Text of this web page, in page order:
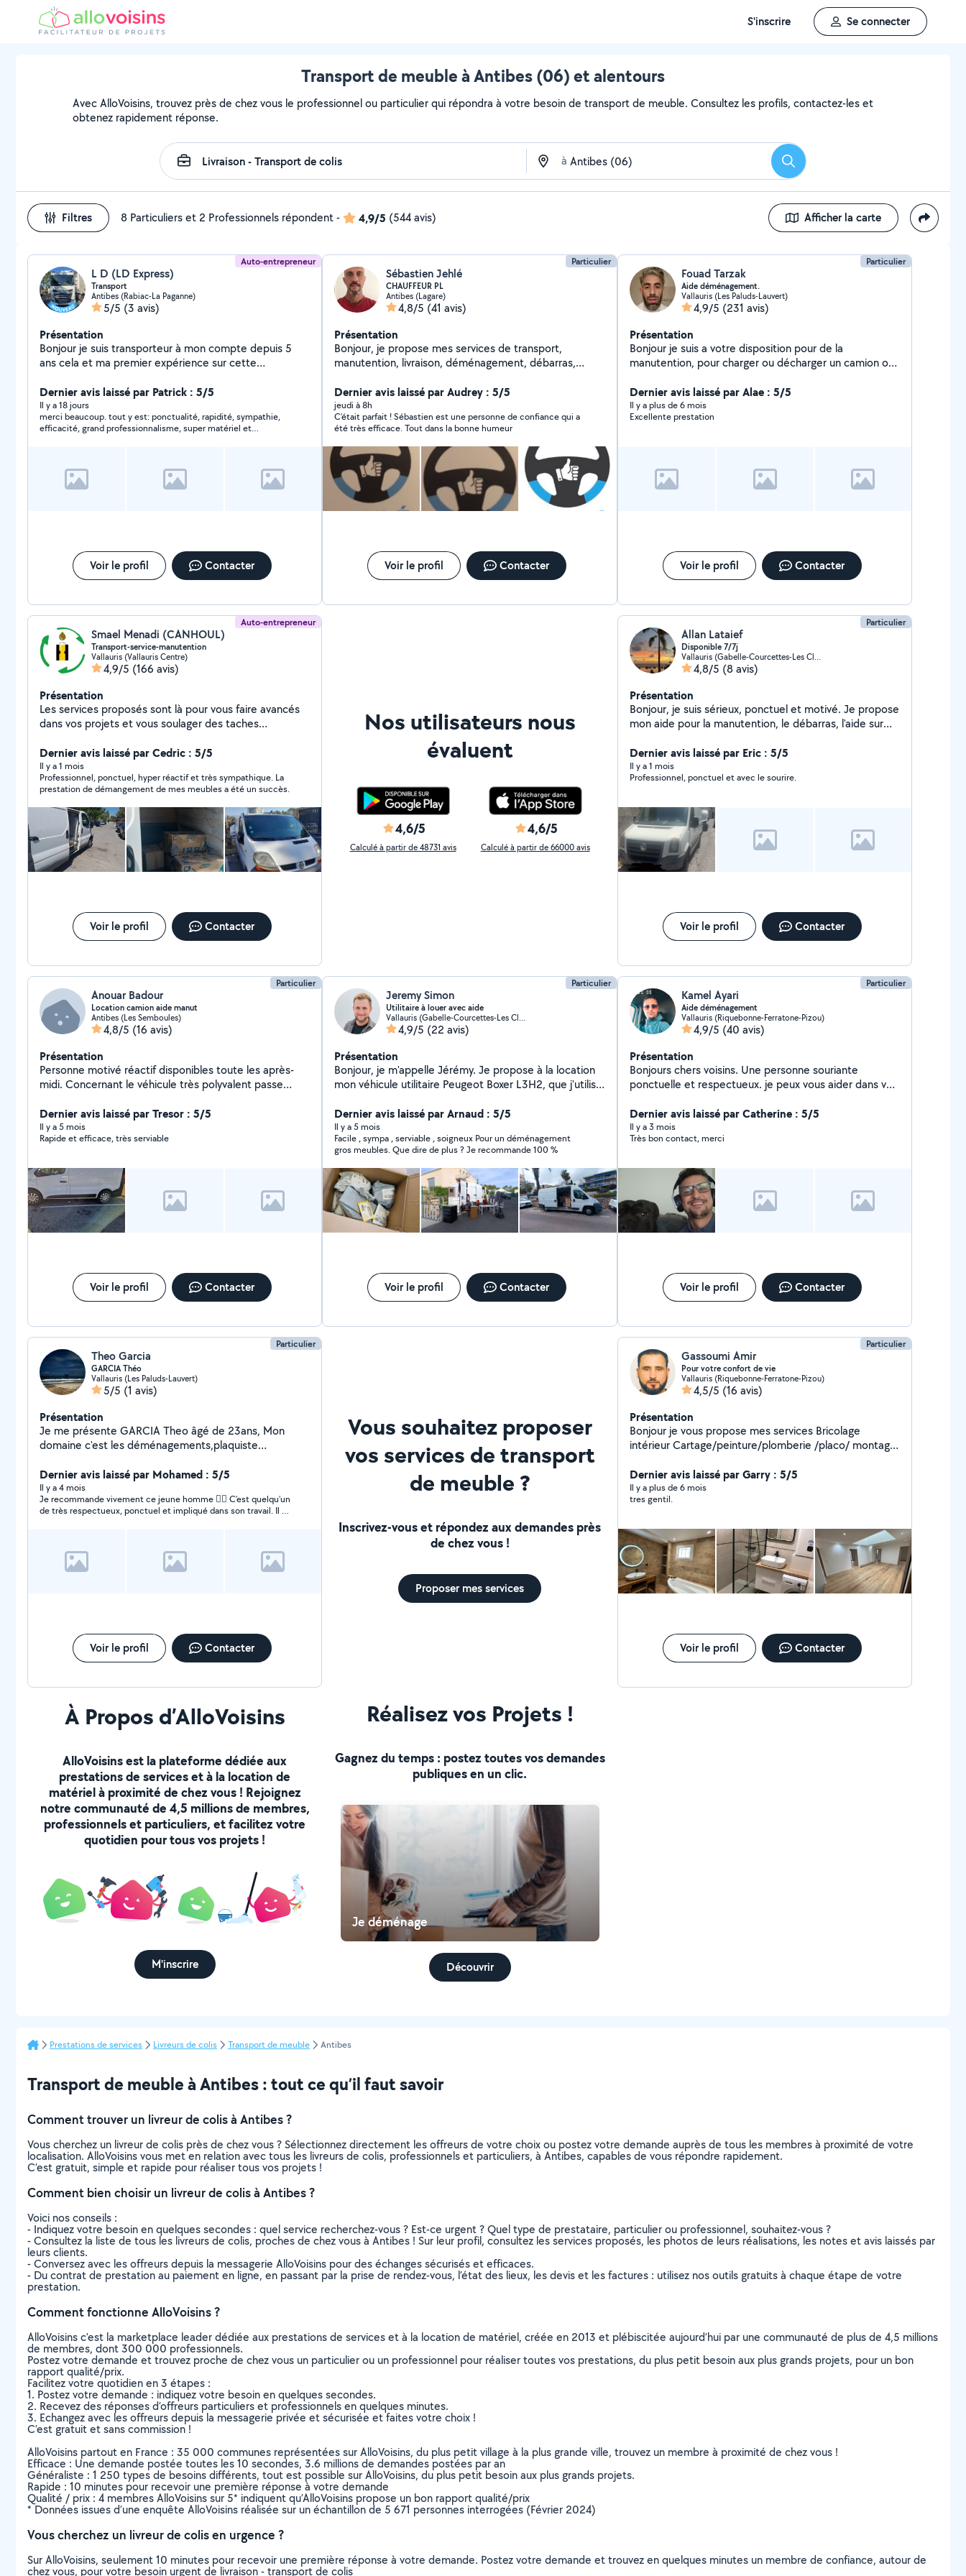
S'inscrire Se connecter
Transport de meuble à Antibes (06) et alentours
Avec AlloVoisins, trouvez près de chez vous le professionnel ou particulier qui répondra à votre besoin de transport de meuble. Consultez les profils, contactez-les et
obtenez rapidement réponse.
à Rechercher
Filtres 8 Particuliers et 2 Professionnels répondent- 4,9/5 (544 avis) Afficher la carte
Auto-entrepreneur
L D (LD Express)
Transport
Antibes (Rabiac-La Paganne)
5/5 (3 avis)
Présentation
Bonjour je suis transporteur à mon compte depuis 5
ans cela et ma premier expérience sur cette
service.
Dernier avis laissé par Patrick : 5/5
Il y a 18 jours
merci beaucoup. tout y est: ponctualité, rapidité, sympathie,
efficacité, grand professionnalisme, super matériel et
Voir le profil Contacter
Particulier
Sébastien Jehlé
CHAUFFEUR PL
Antibes (Lagare)
4,8/5 (41 avis)
Présentation
Bonjour, je propose mes services de transport,
manutention, livraison, déménagement, débarras,
Dernier avis laissé par Audrey : 5/5
jeudi à 8h
C’était parfait ! Sébastien est une personne de confiance qui a
été très efficace. Tout dans la bonne humeur
Voir le profil Contacter
Particulier
Fouad Tarzak
Aide déménagement.
Vallauris (Les Paluds-Lauvert)
4,9/5 (231 avis)
Présentation
Bonjour je suis a votre disposition pour de la
manutention, pour charger ou décharger un camion ou
Dernier avis laissé par Alae : 5/5
Il y a plus de 6 mois
Excellente prestation
Voir le profil Contacter
Auto-entrepreneur
Smael Menadi (CANHOUL)
Transport-service-manutention
Vallauris (Vallauris Centre)
4,9/5 (166 avis)
Présentation
Les services proposés sont là pour vous faire avancés
dans vos projets et vous soulager des taches
transport, vous propose plusieurs services dans ce
domaine. - Déménagement : petit ou grand volume
partout en France - Débarras : cave, maison,
appartement mais aussi les évacuations de chantier de
rénovation et aussi les déchets de vert de votre jardin.
- Livraison : Retrait de vos commandes volumineuse en
magasin ou chez un particuliers courte à moyenne
distance, livraison sur chantier de rénovation de vos
fourniture. - Manutention : vous avez besoin
Dernier avis laissé par Cedric : 5/5
Il y a 1 mois
Professionnel, ponctuel, hyper réactif et très sympathique. La
prestation de démangement de mes meubles a été un succès.
Voir le profil Contacter
Nos utilisateurs nous
évaluent
4,6/5
Calculé à partir de 48731 avis
4,6/5
Calculé à partir de 66000 avis
Particulier
Allan Lataief
Disponible 7/7j
Vallauris (Gabelle-Courcettes-Les Clos)
4,8/5 (8 avis)
Présentation
Bonjour, je suis sérieux, ponctuel et motivé. Je propose
mon aide pour la manutention, le débarras, l'aide sur
et tarifs raisonnables. Disponible rapidement sur Nice,
Antibes, Cannes, Monaco et alentours. En contre
partie le soir je suis monteur pneu à domicile en cas de
tous du soutien et de votre confiance
Dernier avis laissé par Eric : 5/5
Il y a 1 mois
Professionnel, ponctuel et avec le sourire.
Voir le profil Contacter
Particulier
Anouar Badour
Location camion aide manut
Antibes (Les Semboules)
4,8/5 (16 avis)
Présentation
Personne motivé réactif disponibles toute les après-
midi. Concernant le véhicule très polyvalent passe
Dernier avis laissé par Tresor : 5/5
Il y a 5 mois
Rapide et efficace, très serviable
Voir le profil Contacter
Particulier
Jeremy Simon
Utilitaire à louer avec aide
Vallauris (Gabelle-Courcettes-Les Clos)
4,9/5 (22 avis)
Présentation
Bonjour, je m'appelle Jérémy. Je propose à la location
mon véhicule utilitaire Peugeot Boxer L3H2, que j'utilise
tous types de trajets, courts ou longs. Il dispose de 3
places à l'avant. Dimensions utiles du véhicule :
Longueur : 310 cm Largeur : 187 cm (142 cm entre les
passages de roue) Hauteur : 190 cm Volume : environ
11 m³ Idéal pour transporter un réfrigérateur, machine à
laver, cartons, meubles, matelas, lit,chaise, buffet,
piano, canapé etc. N'hésitez pas à envoyer des photos
de ce que vous avez, pour que je puisse vous faire une
estimation du temps chargement . Je peux aussi me
Dernier avis laissé par Arnaud : 5/5
Il y a 5 mois
Facile , sympa , serviable , soigneux Pour un déménagement
gros meubles. Que dire de plus ? Je recommande 100 %
Voir le profil Contacter
Particulier
Kamel Ayari
Aide déménagement
Vallauris (Riquebonne-Ferratone-Pizou)
4,9/5 (40 avis)
Présentation
Bonjours chers voisins. Une personne souriante
ponctuelle et respectueux. je peux vous aider dans vos
week-end
Dernier avis laissé par Catherine : 5/5
Il y a 3 mois
Très bon contact, merci
Voir le profil Contacter
Particulier
Theo Garcia
GARCIA Théo
Vallauris (Les Paluds-Lauvert)
5/5 (1 avis)
Présentation
Je me présente GARCIA Theo âgé de 23ans, Mon
domaine c'est les déménagements,plaquiste
pour des proches ou biens particuliers. Plaquiste:
ancienneté 2ans je pratique cette profession souvent
avec mon père qui lui est plaquiste depuis plus de
30ans Je suis aussi disponible pour n'importe qu'elle
Dernier avis laissé par Mohamed : 5/5
Il y a 4 mois
Je recommande vivement ce jeune homme 👍🏽 C’est quelqu’un
de très respectueux, ponctuel et impliqué dans son travail. Il a
vraiment très prometteur. Je n’hésiterai pas à refaire appel à lui
sans aucune hésitation.
Voir le profil Contacter
Vous souhaitez proposer
vos services de transport
de meuble ?
Inscrivez-vous et répondez aux demandes près
de chez vous !
Proposer mes services
Particulier
Gassoumi Amir
Pour votre confort de vie
Vallauris (Riquebonne-Ferratone-Pizou)
4,5/5 (16 avis)
Présentation
Bonjour je vous propose mes services Bricolage
intérieur Cartage/peinture/plomberie /placo/ montage
Maçonnerie/nettoyage toiture /jardinage/ Démolition
Dernier avis laissé par Garry : 5/5
Il y a plus de 6 mois
tres gentil.
Voir le profil Contacter
À Propos d’AlloVoisins
AlloVoisins est la plateforme dédiée aux
prestations de services et à la location de
matériel à proximité de chez vous ! Rejoignez
notre communauté de 4,5 millions de membres,
professionnels et particuliers, et facilitez votre
quotidien pour tous vos projets !
M'inscrire
Réalisez vos Projets !
Gagnez du temps : postez toutes vos demandes
publiques en un clic.
Je déménage
Découvrir
Prestations de services Livreurs de colis Transport de meuble Antibes
Transport de meuble à Antibes : tout ce qu’il faut savoir
Comment trouver un livreur de colis à Antibes ?
Vous cherchez un livreur de colis près de chez vous ? Sélectionnez directement les offreurs de votre choix ou postez votre demande auprès de tous les membres à proximité de votre
localisation. AlloVoisins vous met en relation avec tous les livreurs de colis, professionnels et particuliers, à Antibes, capables de vous répondre rapidement.
C’est gratuit, simple et rapide pour réaliser tous vos projets !
Comment bien choisir un livreur de colis à Antibes ?
Voici nos conseils :
- Indiquez votre besoin en quelques secondes : quel service recherchez-vous ? Est-ce urgent ? Quel type de prestataire, particulier ou professionnel, souhaitez-vous ?
- Consultez la liste de tous les livreurs de colis, proches de chez vous à Antibes ! Sur leur profil, consultez les services proposés, les photos de leurs réalisations, les notes et avis laissés par
leurs clients.
- Conversez avec les offreurs depuis la messagerie AlloVoisins pour des échanges sécurisés et efficaces.
- Du contrat de prestation au paiement en ligne, en passant par la prise de rendez-vous, l’état des lieux, les devis et les factures : utilisez nos outils gratuits à chaque étape de votre
prestation.
Comment fonctionne AlloVoisins ?
AlloVoisins c’est la marketplace leader dédiée aux prestations de services et à la location de matériel, créée en 2013 et plébiscitée aujourd’hui par une communauté de plus de 4,5 millions
de membres, dont 300 000 professionnels.
Postez votre demande et trouvez proche de chez vous un particulier ou un professionnel pour réaliser toutes vos prestations, du plus petit besoin aux plus grands projets, pour un bon
rapport qualité/prix.
Facilitez votre quotidien en 3 étapes :
1. Postez votre demande : indiquez votre besoin en quelques secondes.
2. Recevez des réponses d’offreurs particuliers et professionnels en quelques minutes.
3. Echangez avec les offreurs depuis la messagerie privée et sécurisée et faites votre choix !
C’est gratuit et sans commission !
AlloVoisins partout en France : 35 000 communes représentées sur AlloVoisins, du plus petit village à la plus grande ville, trouvez un membre à proximité de chez vous !
Efficace : Une demande postée toutes les 10 secondes, 3.6 millions de demandes postées par an
Généraliste : 1 250 types de besoins différents, tout est possible sur AlloVoisins, du plus petit besoin aux plus grands projets.
Rapide : 10 minutes pour recevoir une première réponse à votre demande
Qualité / prix : 4 membres AlloVoisins sur 5* indiquent qu’AlloVoisins propose un bon rapport qualité/prix
* Données issues d’une enquête AlloVoisins réalisée sur un échantillon de 5 671 personnes interrogées (Février 2024)
Vous cherchez un livreur de colis en urgence ?
Sur AlloVoisins, seulement 10 minutes pour recevoir une première réponse à votre demande. Postez votre demande et trouvez en quelques minutes un membre de confiance, autour de
chez vous, pour votre besoin urgent de livraison - transport de colis